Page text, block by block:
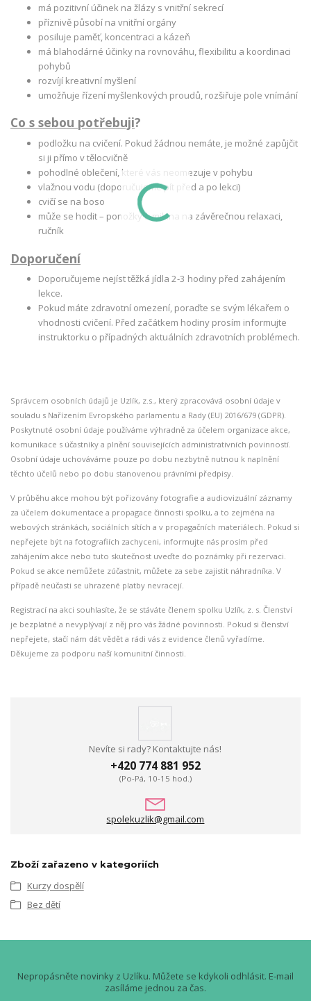
má pozitivní účinek na žlázy s vnitřní sekrecí
příznivě působí na vnitřní orgány
posiluje paměť, koncentraci a kázeň
má blahodárné účinky na rovnováhu, flexibilitu a koordinaci
pohybů
rozvíjí kreativní myšlení
umožňuje řízení myšlenkových proudů, rozšiřuje pole vnímání
Co s sebou potřebuji?
podložku na cvičení. Pokud žádnou nemáte, je možné zapůjčit
si ji přímo v tělocvičně
pohodlné oblečení, které vás neomezuje v pohybu
vlažnou vodu (doporučujeme pít před a po lekci)
cvičí se na boso
může se hodit – ponožky a mikina na závěrečnou relaxaci,
ručník
Doporučení
Doporučujeme nejíst těžká jídla 2-3 hodiny před zahájením
lekce.
Pokud máte zdravotní omezení, poraďte se svým lékařem o
vhodnosti cvičení. Před začátkem hodiny prosím informujte
instruktorku o případných aktuálních zdravotních problémech.
Správcem osobních údajů je Uzlík, z.s., který zpracovává osobní údaje v
souladu s Nařízením Evropského parlamentu a Rady (EU) 2016/679 (GDPR).
Poskytnuté osobní údaje používáme výhradně za účelem organizace akce,
komunikace s účastníky a plnění souvisejících administrativních povinností.
Osobní údaje uchováváme pouze po dobu nezbytně nutnou k naplnění
těchto účelů nebo po dobu stanovenou právními předpisy.
V průběhu akce mohou být pořizovány fotografie a audiovizuální záznamy
za účelem dokumentace a propagace činnosti spolku, a to zejména na
webových stránkách, sociálních sítích a v propagačních materiálech. Pokud si
nepřejete být na fotografiích zachyceni, informujte nás prosím před
zahájením akce nebo tuto skutečnost uveďte do poznámky při rezervaci.
Pokud se akce nemůžete zúčastnit, můžete za sebe zajistit náhradníka. V
případě neúčasti se uhrazené platby nevracejí.
Registrací na akci souhlasíte, že se stáváte členem spolku Uzlík, z. s. Členství
je bezplatné a nevyplývají z něj pro vás žádné povinnosti. Pokud si členství
nepřejete, stačí nám dát vědět a rádi vás z evidence členů vyřadíme.
Děkujeme za podporu naší komunitní činnosti.
Nevíte si rady? Kontaktujte nás!
+420 774 881 952
(Po-Pá, 10-15 hod.)
spolekuzlik@gmail.com
Zboží zařazeno v kategoriích
Kurzy dospělí
Bez dětí
Nepropásněte novinky z Uzlíku. Můžete se kdykoli odhlásit. E-mail
zasíláme jednou za čas.